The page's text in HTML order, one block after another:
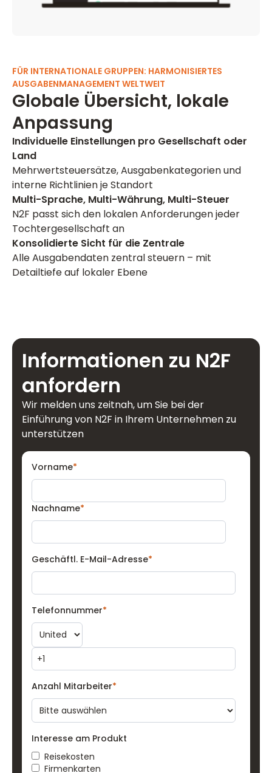
FÜR INTERNATIONALE GRUPPEN: HARMONISIERTES
AUSGABENMANAGEMENT WELTWEIT
Globale Übersicht, lokale
Anpassung
Individuelle Einstellungen pro Gesellschaft oder
Land
Mehrwertsteuersätze, Ausgabenkategorien und
interne Richtlinien je Standort
Multi-Sprache, Multi-Währung, Multi-Steuer
N2F passt sich den lokalen Anforderungen jeder
Tochtergesellschaft an
Konsolidierte Sicht für die Zentrale
Alle Ausgabendaten zentral steuern – mit
Detailtiefe auf lokaler Ebene
Informationen zu N2F
anfordern
Wir melden uns zeitnah, um Sie bei der
Einführung von N2F in Ihrem Unternehmen zu
unterstützen
Vorname*
Nachname*
Geschäftl. E-Mail-Adresse*
Telefonnummer*
Anzahl Mitarbeiter*
Interesse am Produkt
Reisekosten
Firmenkarten